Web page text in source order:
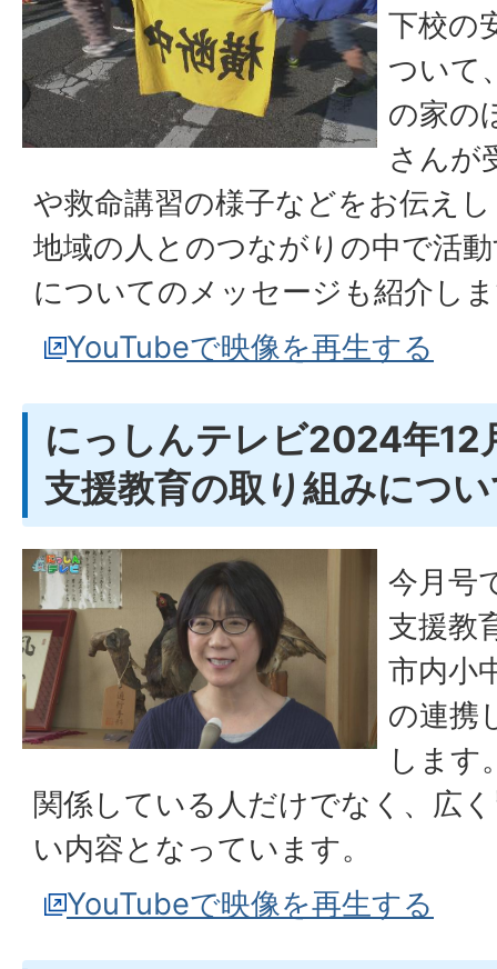
下校の
ついて
の家の
さんが
や救命講習の様子などをお伝え
地域の人とのつながりの中で活
についてのメッセージも紹介し
YouTubeで映像を再生する
にっしんテレビ2024年12
支援教育の取り組みにつ
今月号
支援教
市内小
の連携
します
関係している人だけでなく、広
い内容となっています。
YouTubeで映像を再生する